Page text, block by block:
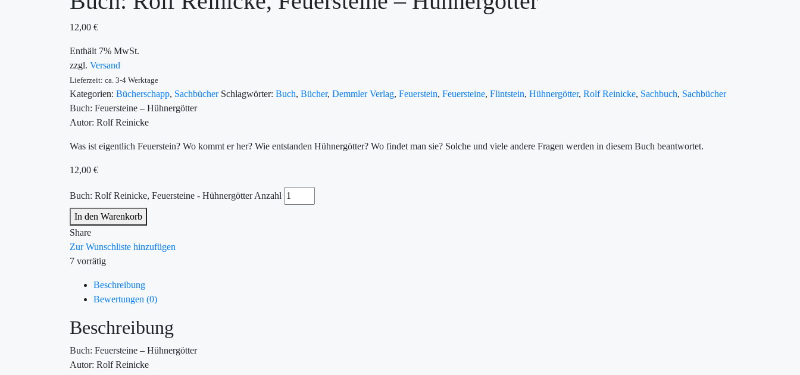
12,00 €
Enthält 7% MwSt.
zzgl. Versand
Lieferzeit: ca. 3-4 Werktage
Kategorien: Bücherschapp, Sachbücher Schlagwörter: Buch, Bücher, Demmler Verlag, Feuerstein, Feuersteine, Flintstein, Hühnergötter, Rolf Reinicke, Sachbuch, Sachbücher
Buch: Feuersteine – Hühnergötter
Autor: Rolf Reinicke
Was ist eigentlich Feuerstein? Wo kommt er her? Wie entstanden Hühnergötter? Wo findet man sie? Solche und viele andere Fragen werden in diesem Buch beantwortet.
12,00 €
Buch: Rolf Reinicke, Feuersteine - Hühnergötter Anzahl
In den Warenkorb
Share
Zur Wunschliste hinzufügen
7 vorrätig
Beschreibung
Bewertungen (0)
Beschreibung
Buch: Feuersteine – Hühnergötter
Autor: Rolf Reinicke